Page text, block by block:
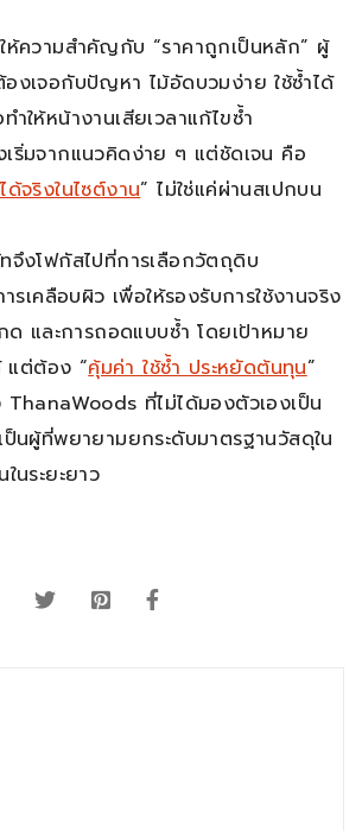
ห้ความสำคัญกับ “ราคาถูกเป็นหลัก” ผู้
องเจอกับปัญหา ไม้อัดบวมง่าย ใช้ซ้ำได้
ำให้หน้างานเสียเวลาแก้ไขซ้ำ
ริ่มจากแนวคิดง่าย ๆ แต่ชัดเจน คือ
ด้จริงในไซต์งาน” ไม่ใช่แค่ผ่านสเปกบน
จึงโฟกัสไปที่การเลือกวัตถุดิบ
รเคลือบผิว เพื่อให้รองรับการใช้งานจริง
ด และการถอดแบบซ้ำ โดยเป้าหมาย
แต่ต้อง “คุ้มค่า ใช้ซ้ำ ประหยัดต้นทุน”
ที่ไม่ได้มองตัวเองเป็น
นผู้ที่พยายามยกระดับมาตรฐานวัสดุใน
นระยะยาว